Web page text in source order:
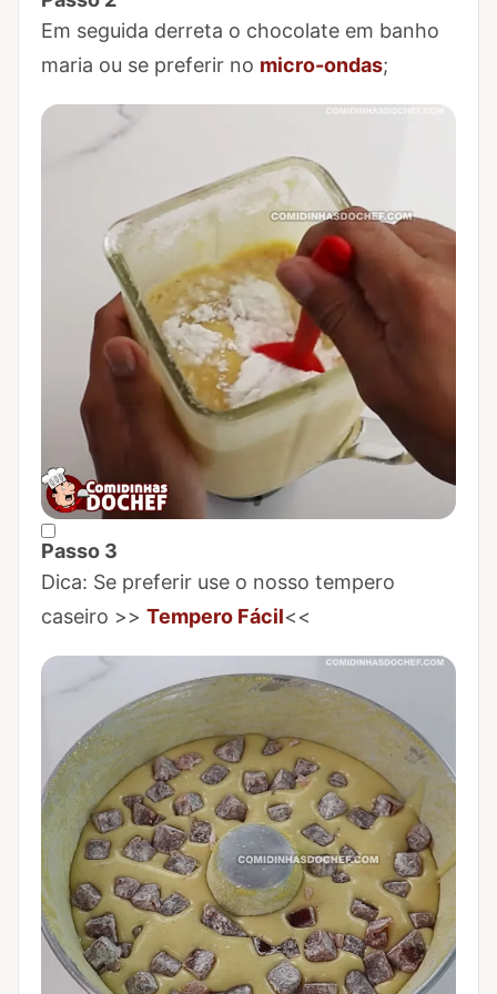
Marcar Passo 2 como concluído
Em seguida derreta o chocolate em banho
maria ou se preferir no micro-ondas;
Passo 3
Marcar Passo 3 como concluído
Dica: Se preferir use o nosso tempero
caseiro >> Tempero Fácil<<